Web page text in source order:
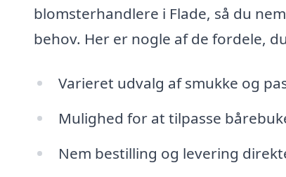
blomsterhandlere i Flade, så du
behov. Her er nogle af de fordele,
Varieret udvalg af smukke og
Mulighed for at tilpasse
Nem bestilling og levering